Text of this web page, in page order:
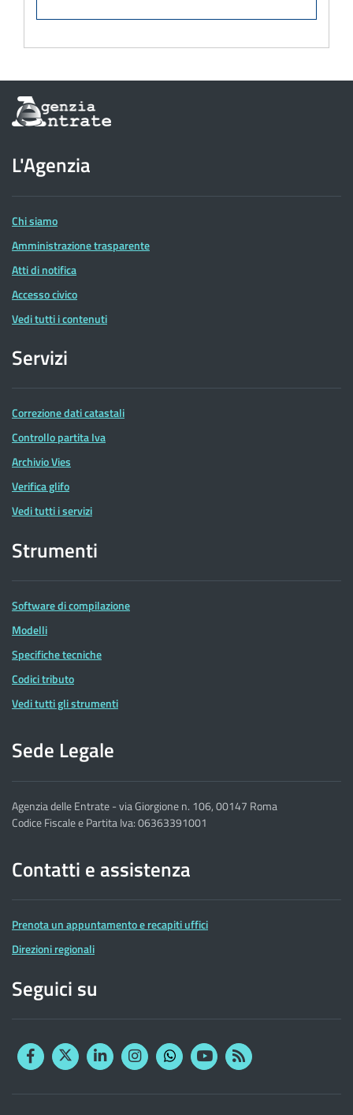
Informazioni
sul
dell'Agenzia
delle
Entrate
L'Agenzia
Chi siamo
Amministrazione trasparente
Atti di notifica
Accesso civico
Vedi tutti i contenuti
Servizi
Correzione dati catastali
Controllo partita Iva
Archivio Vies
Verifica glifo
Vedi tutti i servizi
Strumenti
Software di compilazione
Modelli
Specifiche tecniche
Codici tributo
Vedi tutti gli strumenti
Sede Legale
Agenzia delle Entrate - via Giorgione n. 106, 00147 Roma
Codice Fiscale e Partita Iva: 06363391001
Contatti e assistenza
Prenota un appuntamento e recapiti uffici
Direzioni regionali
Seguici su
FacebookTwitterLinkedinInstagram
YouTubeRSS